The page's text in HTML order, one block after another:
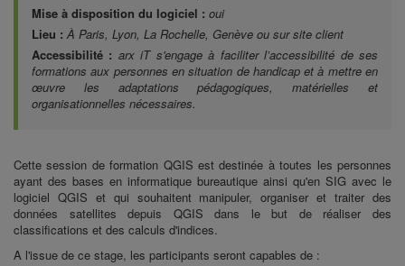
Mise à disposition du logiciel : oui
Lieu : À Paris, Lyon, La Rochelle, Genève ou sur site client
Accessibilité : arx iT s'engage à faciliter l’accessibilité de ses
formations aux personnes en situation de handicap et à mettre en
œuvre les adaptations pédagogiques, matérielles et
organisationnelles nécessaires.
Cette session deformation QGIS est destinée à toutes les personnes
ayant des bases en informatique bureautique ainsi qu'en SIG avec le
logiciel QGIS et qui souhaitent manipuler, organiser et traiter des
données satellites depuis QGIS dans le but de réaliser des
classifications et des calculs d'indices.
A l'issue de ce stage, les participants seront capables de :